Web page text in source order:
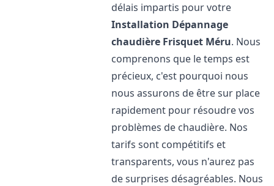
délais impartis pour votre
Installation Dépannage
chaudière Frisquet Méru. Nous
comprenons que le temps est
précieux, c'est pourquoi nous
nous assurons de être sur place
rapidement pour résoudre vos
problèmes de chaudière. Nos
tarifs sont compétitifs et
transparents, vous n'aurez pas
de surprises désagréables. Nous